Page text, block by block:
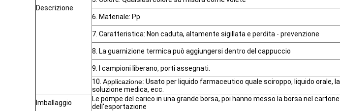
Descrizione
6. Materiale: Pp
7. Caratteristica: Non caduta, altamente sigillata e perdita - prevenzione
8. La guarnizione termica può aggiungersi dentro del cappuccio
9. I campioni liberano, porti assegnati.
10. Applicazione: Usato per liquido farmaceutico quale sciroppo, liquido orale, la
soluzione medica, ecc.
Imballaggio
Le pompe del carico in una grande borsa, poi hanno messo la borsa nel cartone
dell'esportazione